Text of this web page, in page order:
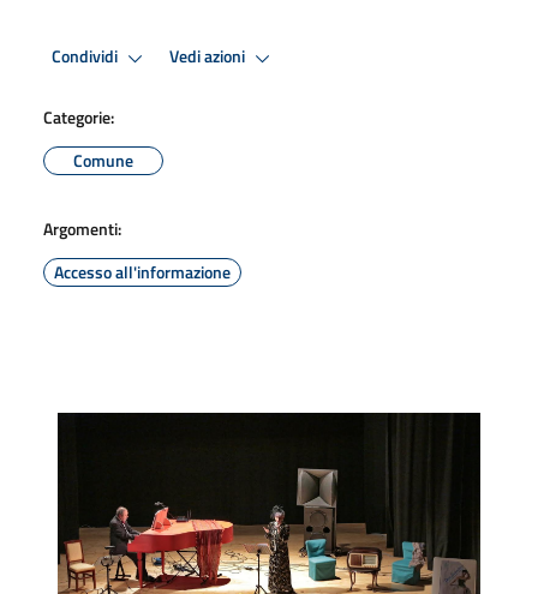
Condividi Vedi azioni
Categorie:
Comune
Argomenti:
Accesso all'informazione